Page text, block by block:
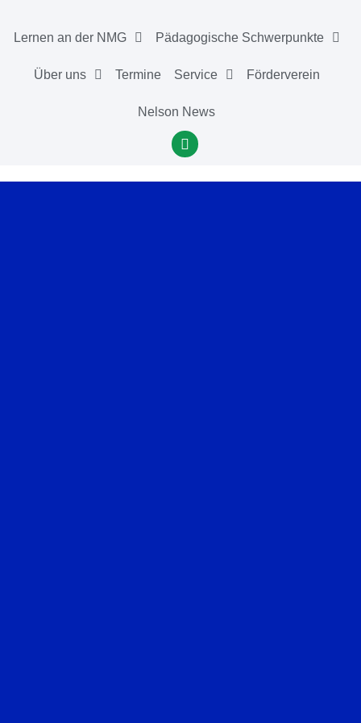
Lernen an der NMG Pädagogische Schwerpunkte
Über uns Termine Service Förderverein
Nelson News